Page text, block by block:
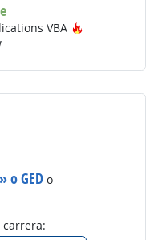
VBA
4)
o GED o
carrera: